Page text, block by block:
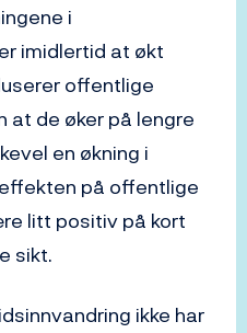
i
imidlertid at økt
offentlige
at de øker på lengre
en økning i
på offentlige
litt positiv på kort
sikt.
ikke har